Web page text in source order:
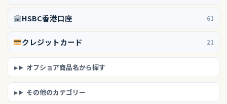
HSBC香港口座 61
クレジットカード 21
オフショア商品名から探す
その他のカテゴリー